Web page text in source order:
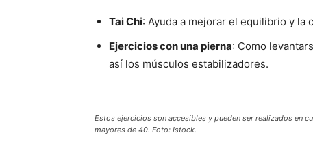
Tai Chi: Ayuda a mejorar el equilibrio y la
Ejercicios con una pierna: Como
así los músculos estabilizadores.
Estos ejercicios son accesibles y pueden ser realizados en
mayores de 40. Foto: Istock.